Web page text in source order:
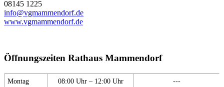
08145 1225
info@vgmammendorf.de
www.vgmammendorf.de
Öffnungszeiten Rathaus Mammendorf
Montag 08:00 Uhr – 12:00 Uhr ---